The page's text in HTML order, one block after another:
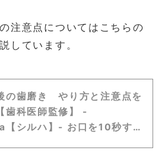
注意点についてはこちらの
しています。
の歯磨き やり方と注意点を
歯科医師監修】 -
【シルハ】- お口を10秒す